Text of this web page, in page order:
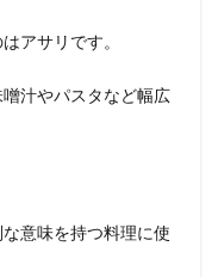
アサリです。
汁やパスタなど幅広
意味を持つ料理に使